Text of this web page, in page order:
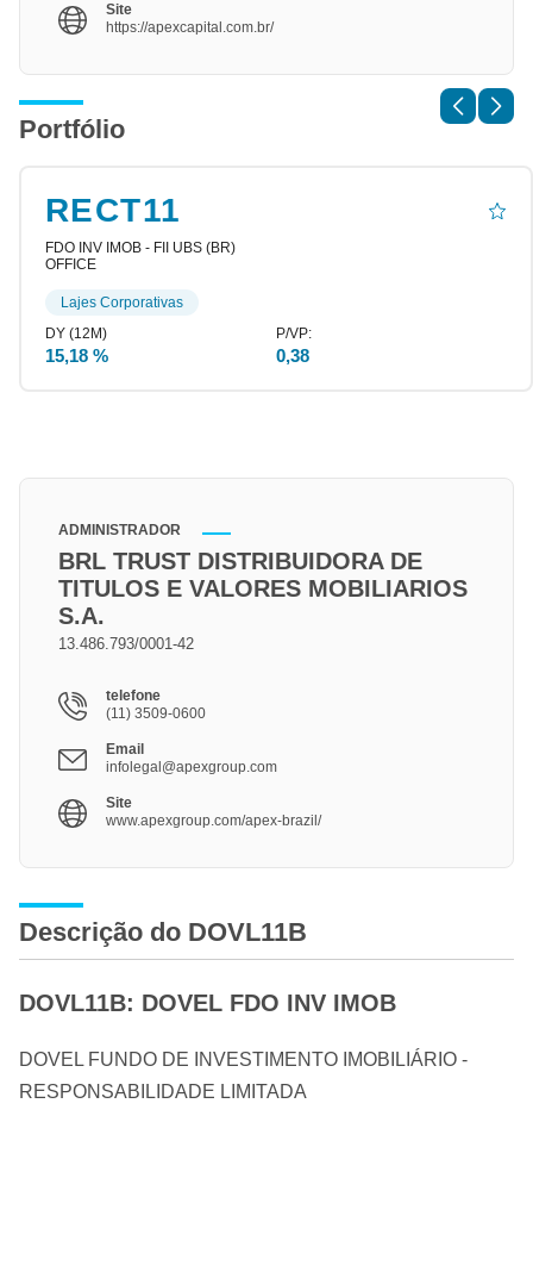
Site
https://apexcapital.com.br/
Portfólio
RECT11
FDO INV IMOB - FII UBS (BR)
OFFICE
15,18 % 0,38
Lajes Corporativas
ADMINISTRADOR
BRL TRUST DISTRIBUIDORA DE
TITULOS E VALORES MOBILIARIOS
S.A.
13.486.793/0001-42
telefone
(11) 3509-0600
Email
infolegal@apexgroup.com
Site
www.apexgroup.com/apex-brazil/
Descrição do DOVL11B
DOVL11B: DOVEL FDO INV IMOB
DOVEL FUNDO DE INVESTIMENTO IMOBILIÁRIO -
RESPONSABILIDADE LIMITADA